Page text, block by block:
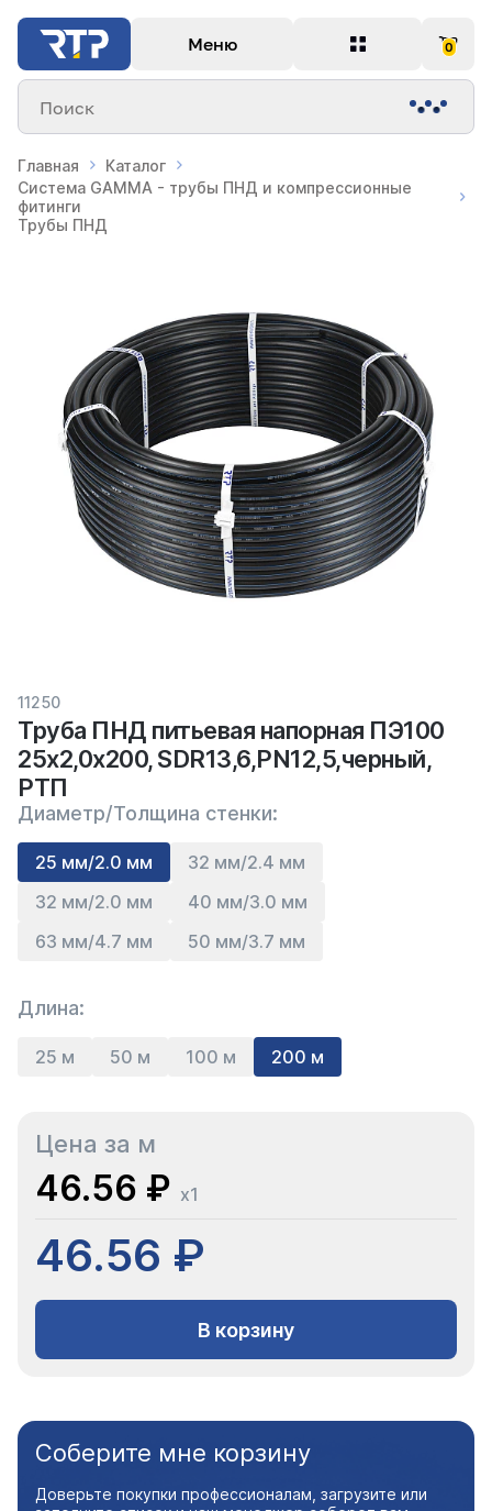
Меню 0
Поиск
Главная
Каталог
Система GAMMA - трубы ПНД и компрессионные
фитинги
Трубы ПНД
11250
Труба ПНД питьевая напорная ПЭ100
25х2,0х200, SDR13,6,PN12,5,черный,
РТП
Диаметр/Толщина стенки:
25 мм/2.0 мм
32 мм/2.4 мм
32 мм/2.0 мм
40 мм/3.0 мм
63 мм/4.7 мм
50 мм/3.7 мм
Длина:
25 м 50 м 100 м 200 м
Цена за м
46.56 ₽ x1
46.56 ₽
В корзину
Соберите мне корзину
Доверьте покупки профессионалам, загрузите или